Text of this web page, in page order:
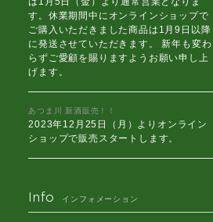
す。休業期間中にオンラインショップで
ご購入いただきました商品は1月9日以降
に発送させていただきます。 新年も変わ
らずご愛顧を賜りますようお願い申し上
げます。
あつま川 新酒販売！！
2023年12月25日（月）よりオンライン
ショップで販売スタートします。
Info インフォメーション